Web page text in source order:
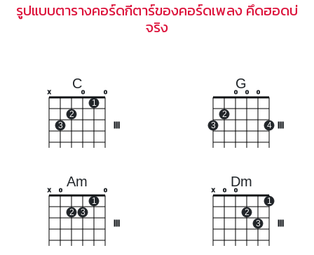
รูปแบบตารางคอร์ดกีตาร์ของคอร์ดเพลง คึดฮอดบ่
จริง
C
x
3
2
o
1
o
G
3
2
o o o
4
Am
x o
2 3
1
o
Dm
x o o
2
3
1